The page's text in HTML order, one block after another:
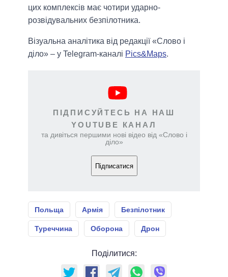
цих комплексів має чотири ударно-
розвідувальних безпілотника.
Візуальна аналітика від редакції «Слово і
діло» – у Telegram-каналі Pics&Maps.
ПІДПИСУЙТЕСЬ НА НАШ
YOUTUBE КАНАЛ
та дивіться першими нові відео від «Слово і
діло»
Підписатися
Польща Армія Безпілотник
Туреччина Оборона Дрон
Поділитися: